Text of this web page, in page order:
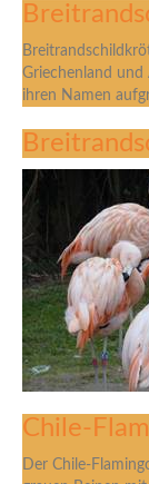
Griechenland und
ihren Namen
Chile-
Der Chile-